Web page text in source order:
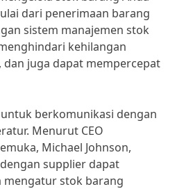
dari penerimaan barang
sistem manajemen stok
kehilangan
juga dapat mempercepat
berkomunikasi dengan
Menurut CEO
Michael Johnson,
supplier dapat
mengatur stok barang